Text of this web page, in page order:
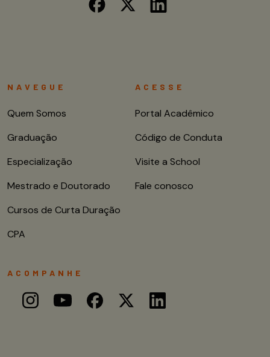
NAVEGUE
Quem Somos
Graduação
Especialização
Mestrado e Doutorado
Cursos de Curta Duração
CPA
ACESSE
Portal Acadêmico
Código de Conduta
Visite a School
Fale conosco
ACOMPANHE